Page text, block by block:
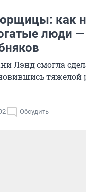
как
люди —
Лэнд смогла
тяжелой
Обсудить